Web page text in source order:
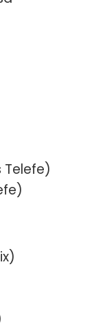
Telefe)